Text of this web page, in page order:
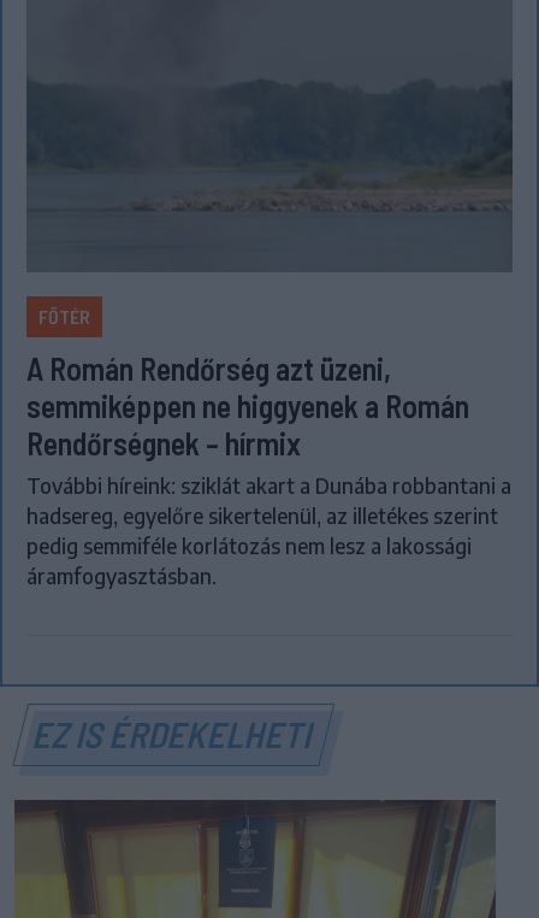
FŐTÉR
A Román Rendőrség azt üzeni,
semmiképpen ne higgyenek a Román
Rendőrségnek – hírmix
További híreink: sziklát akart a Dunába robbantani a
hadsereg, egyelőre sikertelenül, az illetékes szerint
pedig semmiféle korlátozás nem lesz a lakossági
áramfogyasztásban.
EZ IS ÉRDEKELHETI